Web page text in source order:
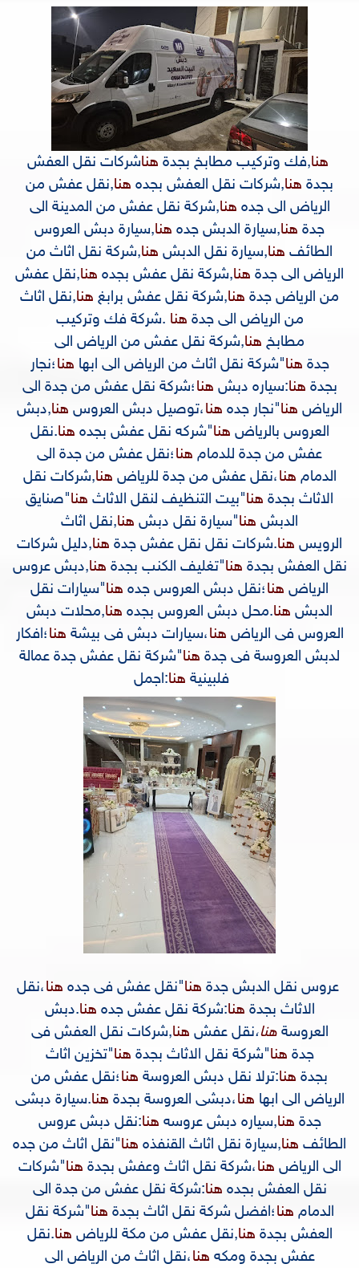
هنا,فك وتركيب مطابخ بجدة هناشركات نقل العفش
بجدة هنا,شركات نقل العفش بجده هنا,نقل عفش من
الرياض الى جده هنا,شركة نقل عفش من المدينة الى
جدة هنا,سيارة الدبش جده هنا,سيارة دبش العروس
الطائف هنا,سيارة نقل الدبش هنا,شركة نقل اثاث من
الرياض الى جدة هنا,شركة نقل عفش بجده هنا,نقل عفش
من الرياض جدة هنا,شركة نقل عفش برابغ هنا,نقل اثاث
من الرياض الى جدة هنا .شركة فك وتركيب
مطابخ هنا,شركة نقل عفش من الرياض الى
جدة هنا"شركة نقل اثاث من الرياض الى ابها هنا؛نجار
بجدة هنا:سياره دبش هنا؛شركة نقل عفش من جدة الى
الرياض هنا"نجار جده هنا،توصيل دبش العروس هنا,دبش
العروس بالرياض هنا"شركه نقل عفش بجده هنا.نقل
عفش من جدة للدمام هنا؛نقل عفش من جدة الى
الدمام هنا،نقل عفش من جدة للرياض هنا,شركات نقل
الاثاث بجدة هنا"بيت التنظيف لنقل الاثاث هنا"صنايق
الدبش هنا"سيارة نقل دبش هنا,نقل اثاث
الرويس هنا.شركات نقل نقل عفش جدة هنا,دليل شركات
نقل العفش بجدة هنا"تغليف الكنب بجدة هنا,دبش عروس
الرياض هنا؛نقل دبش العروس جده هنا"سيارات نقل
الدبش هنا.محل دبش العروس بجده هنا,محلات دبش
العروس فى الرياض هنا،سيارات دبش فى بيشة هنا؛افكار
لدبش العروسة فى جدة هنا"شركة نقل عفش جدة عمالة
فلبينية هنا:اجمل
عروس نقل الدبش جدة هنا"نقل عفش فى جده هنا،نقل
الاثاث بجدة هنا:شركة نقل عفش جده هنا.دبش
العروسةهنا،نقل عفش هنا,شركات نقل العفش فى
جدة هنا"شركة نقل الاثاث بجدة هنا"تخزين اثاث
بجدة هنا:ترلا نقل دبش العروسة هنا؛نقل عفش من
الرياض الى ابها هنا،دبشى العروسة بجدة هنا.سيارة دبشى
جدة هنا,سياره دبش عروسه هنا:نقل دبش عروس
الطائف هنا,سيارة نقل اثاث القنفذه هنا"نقل اثاث من جده
الى الرياض هنا،شركة نقل اثاث وعفش بجدة هنا"شركات
نقل العفش بجده هنا:شركة نقل عفش من جدة الى
الدمام هنا؛افضل شركة نقل اثاث بجدة هنا"شركة نقل
العفش بجدة هنا,نقل عفش من مكة للرياض هنا.نقل
عفش بجدة ومكه هنا،نقل اثاث من الرياض الى